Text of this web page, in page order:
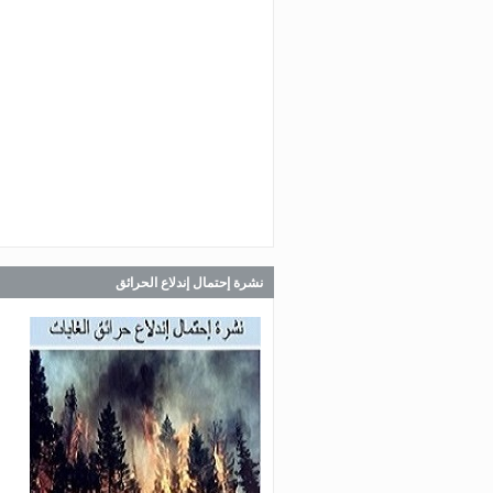
اللبناني البيان الآتي:
Jul 28, 2026
صدر عن دائرة الإعلام والعلاقات
في المديرية العامة للدفاع المدني
اللبناني البيان الآتي:
نشرة إحتمال إندلاع الحرائق